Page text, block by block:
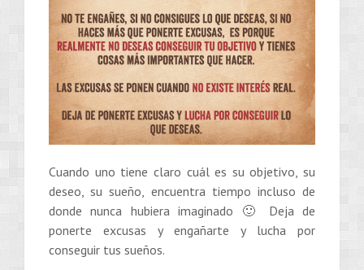
Cuando uno tiene claro cuál es su objetivo, su
deseo, su sueño, encuentra tiempo incluso de
donde nunca hubiera imaginado 🙂 Deja de
ponerte excusas y engañarte y lucha por
conseguir tus sueños.